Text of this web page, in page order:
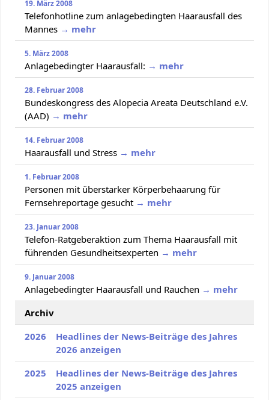
19. März 2008
Telefonhotline zum anlagebedingten Haarausfall des
Mannes → mehr
5. März 2008
Anlagebedingter Haarausfall: → mehr
28. Februar 2008
Bundeskongress des Alopecia Areata Deutschland e.V.
(AAD) → mehr
14. Februar 2008
Haarausfall und Stress → mehr
1. Februar 2008
Personen mit überstarker Körperbehaarung für
Fernsehreportage gesucht → mehr
23. Januar 2008
Telefon-Ratgeberaktion zum Thema Haarausfall mit
führenden Gesundheitsexperten → mehr
9. Januar 2008
Anlagebedingter Haarausfall und Rauchen → mehr
Archiv
2026
Headlines der News-Beiträge des Jahres
2026 anzeigen
2025
Headlines der News-Beiträge des Jahres
2025 anzeigen